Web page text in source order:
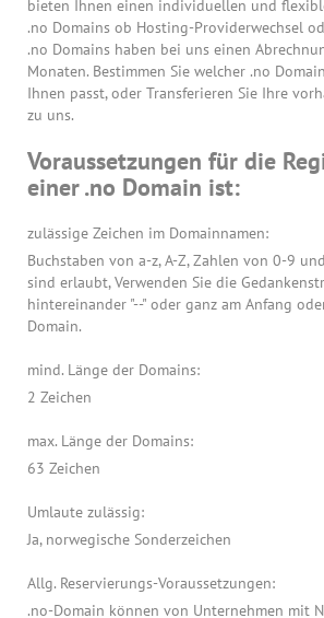
bieten Ihnen einen individuellen und
.no Domains ob Hosting-Providerwechsel
.no Domains haben bei uns einen
Monaten. Bestimmen Sie welcher .no
Ihnen passt, oder Transferieren Sie Ihre
zu uns.
Voraussetzungen für die
einer .no Domain ist:
zulässige Zeichen im Domainnamen:
Buchstaben von a-z, A-Z, Zahlen von 0-9
sind erlaubt, Verwenden Sie die
hintereinander "--" oder ganz am Anfang
Domain.
mind. Länge der Domains:
2 Zeichen
max. Länge der Domains:
63 Zeichen
Umlaute zulässig:
Ja, norwegische Sonderzeichen
Allg. Reservierungs-Voraussetzungen:
.no-Domain können von Unternehmen mit